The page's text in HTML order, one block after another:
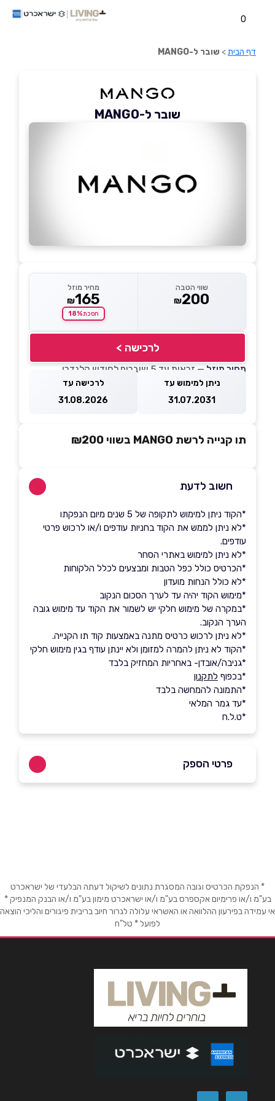
0
דף הבית> שובר ל-MANGO
שובר ל-MANGO
שווי הטבה
₪200
מחיר מוזל
₪165
חסכת18%
לרכישה >
מחיר מוזל — זכאות עד 5 שוברים לחודש קלנדרי
ניתן למימוש עד
31.07.2031
לרכישה עד
31.08.2026
תו קנייה לרשת MANGO בשווי ₪200
חשוב לדעת
*הקוד ניתן למימוש לתקופה של 5 שנים מיום הנפקתו
*לא ניתן לממש את הקוד בחניות עודפים ו/או לרכוש פרטי
עודפים.
*לא ניתן למימוש באתרי הסחר
*הכרטיס כולל כפל הטבות ומבצעים לכלל הלקוחות
*לא כולל הנחות מועדון
*מימוש הקוד יהיה עד לערך הסכום הנקוב
*במקרה של מימוש חלקי יש לשמור את הקוד עד מימוש גובה
הערך הנקוב.
*לא ניתן לרכוש כרטיס מתנה באמצעות קוד תו הקנייה.
*הקוד לא ניתן להמרה למזומן ולא יינתן עודף בגין מימוש חלקי
*גניבה/אובדן- באחריות המחזיק בלבד
*בכפוף לתקנון
*התמונה להמחשה בלבד
*עד גמר המלאי
*ט.ל.ח
פרטי הספק
אימייל*
הודעה*
* הנפקת הכרטיס וגובה המסגרת נתונים לשיקול דעתה הבלעדי של ישראכרט
בע"מ ו/או פרימיום אקספרס בע"מ ו/או ישראכרט מימון בע"מ ו/או הבנק המנפיק *
אי עמידה בפירעון ההלוואה או האשראי עלולה לגרור חיוב בריבית פיגורים והליכי הוצאה
לפועל * טל"ח